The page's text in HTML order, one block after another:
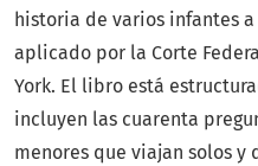
historia de varios infantes
aplicado por la Corte
York. El libro está
incluyen las cuarenta
menores que viajan solos y